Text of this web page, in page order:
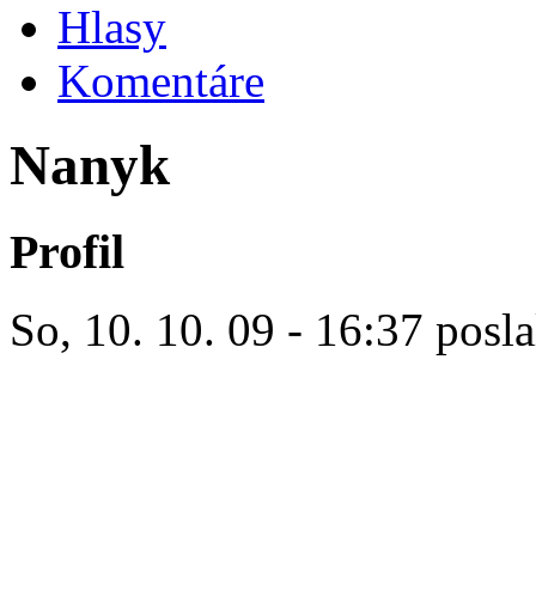
Hlasy
Komentáre
Nanyk
Profil
So, 10. 10. 09 - 16:37